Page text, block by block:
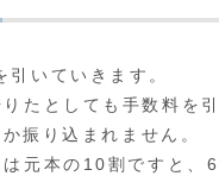
引いていきます。
たとしても手数料を
振り込まれません。
は元本の10割ですと、